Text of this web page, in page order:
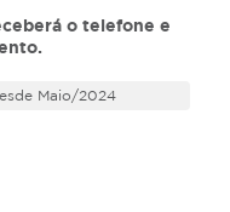
o telefone e
Maio/2024